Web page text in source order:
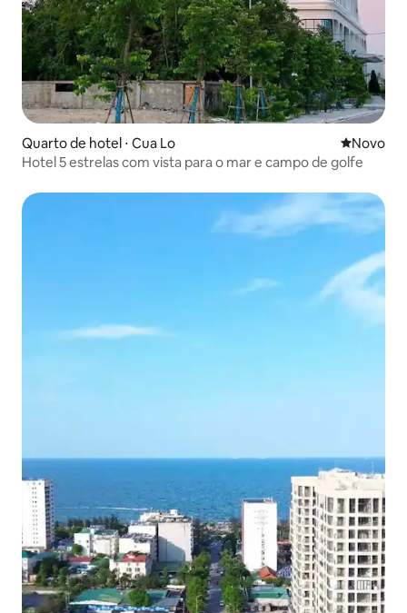
Quarto de hotel ⋅ Cua Lo Novo
Novo
Hotel 5 estrelas com vista para o mar e campo de golfe